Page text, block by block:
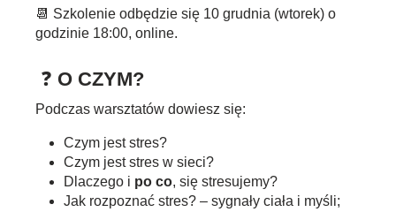
📆 Szkolenie odbędzie się 10 grudnia (wtorek) o
godzinie 18:00, online.
❓ O CZYM?
Podczas warsztatów dowiesz się:
Czym jest stres?
Czym jest stres w sieci?
Dlaczego i po co, się stresujemy?
Jak rozpoznać stres? – sygnały ciała i myśli;